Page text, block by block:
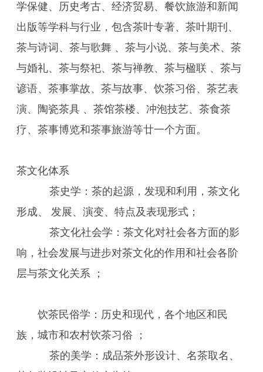
学保健、历史考古、经济贸易、餐饮旅游和新闻
出版等学科与行业，包含茶叶专著、茶叶期刊、
茶与诗词、茶与歌舞 、茶与小说、茶与美术、茶
与婚礼、茶与祭祀、茶与禅教、茶与楹联 、茶与
谚语、茶事掌故、茶与故事、饮茶习俗、茶艺表
演、陶瓷茶具 、茶馆茶楼、冲泡技艺、茶食茶
疗、茶事博览和茶事旅游等廿一个方面。
茶文化体系
茶史学：茶的起源，发现和利用，茶文化
形成、 发展、演变、特点及表现形式；
茶文化社会学：茶文化对社会各方面的影
响，社会发展与进步对茶文化的作用和社会各阶
层与茶文化关系 ；
饮茶民俗学：历史和现代，各个地区和民
族，城市和农村饮茶习俗 ；
茶的美学：成品茶外形设计、名茶取名、